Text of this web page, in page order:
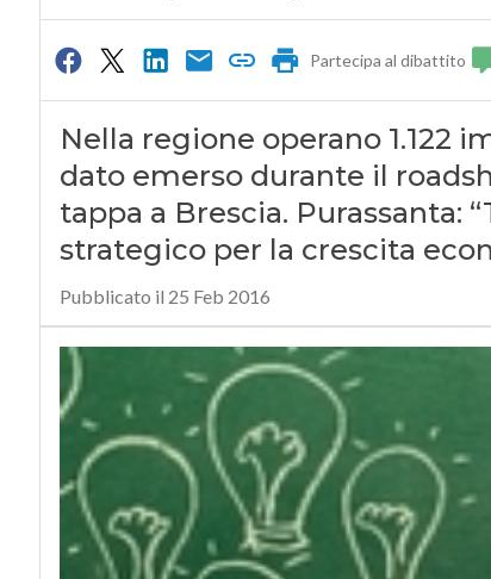
Partecipa al dibattito
Nella regione operano 1.122
dato emerso durante il
tappa a Brescia. Purassanta:
strategico per la crescita
Pubblicato il 25 Feb 2016